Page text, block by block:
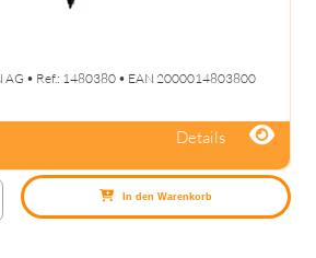
• Ref.: 1480380 • EAN 2000014803800
Details
In den Warenkorb